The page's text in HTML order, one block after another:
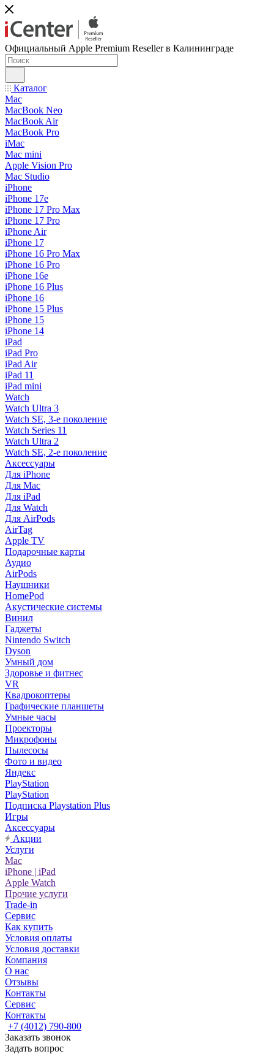
Официальный Apple Premium Reseller в Калининграде
Каталог
Mac
MacBook Neo
MacBook Air
MacBook Pro
iMac
Mac mini
Apple Vision Pro
Mac Studio
iPhone
iPhone 17e
iPhone 17 Pro Max
iPhone 17 Pro
iPhone Air
iPhone 17
iPhone 16 Pro Max
iPhone 16 Pro
iPhone 16e
iPhone 16 Plus
iPhone 16
iPhone 15 Plus
iPhone 15
iPhone 14
iPad
iPad Pro
iPad Air
iPad 11
iPad mini
Watch
Watch Ultra 3
Watch SE, 3-е поколение
Watch Series 11
Watch Ultra 2
Watch SE, 2-е поколение
Аксессуары
Для iPhone
Для Mac
Для iPad
Для Watch
Для AirPods
AirTag
Apple TV
Подарочные карты
Аудио
AirPods
Наушники
HomePod
Акустические системы
Винил
Гаджеты
Nintendo Switch
Dyson
Умный дом
Здоровье и фитнес
VR
Квадрокоптеры
Графические планшеты
Умные часы
Проекторы
Микрофоны
Пылесосы
Фото и видео
Яндекс
PlayStation
PlayStation
Подписка Playstation Plus
Игры
Аксессуары
Акции
Услуги
Mac
iPhone | iPad
Apple Watch
Прочие услуги
Trade-in
Сервис
Как купить
Условия оплаты
Условия доставки
Компания
О нас
Отзывы
Контакты
Сервис
Контакты
+7 (4012) 790-800
Заказать звонок
Задать вопрос